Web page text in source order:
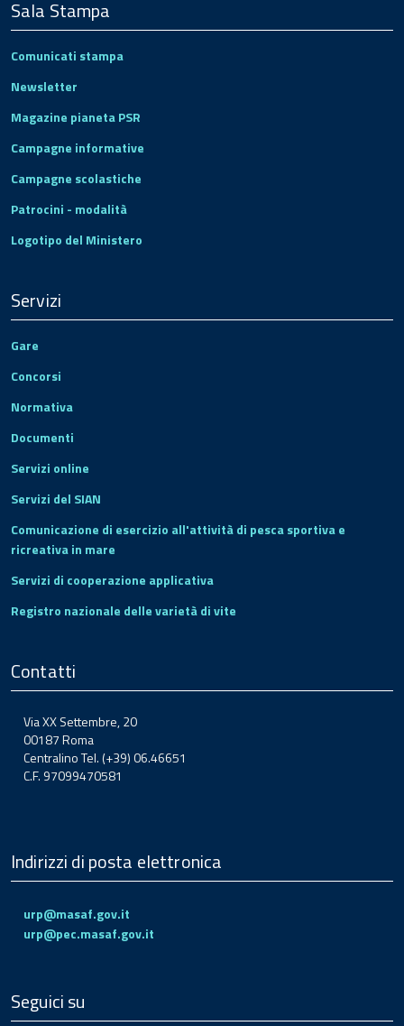
Sala Stampa
Comunicati stampa
Newsletter
Magazine pianeta PSR
Campagne informative
Campagne scolastiche
Patrocini - modalità
Logotipo del Ministero
Servizi
Gare
Concorsi
Normativa
Documenti
Servizi online
Servizi del SIAN
Comunicazione di esercizio all'attività di pesca sportiva e
ricreativa in mare
Servizi di cooperazione applicativa
Registro nazionale delle varietà di vite
Contatti
Via XX Settembre, 20
00187 Roma
Centralino Tel. (+39) 06.46651
C.F. 97099470581
Indirizzi di posta elettronica
urp@masaf.gov.it
urp@pec.masaf.gov.it
Seguici su